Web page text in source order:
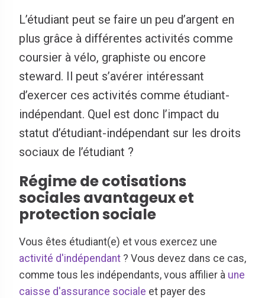
L’étudiant peut se faire un peu d’argent en
plus grâce à différentes activités comme
coursier à vélo, graphiste ou encore
steward. Il peut s’avérer intéressant
d’exercer ces activités comme étudiant-
indépendant. Quel est donc l’impact du
statut d’étudiant-indépendant sur les droits
sociaux de l’étudiant ?
Régime de cotisations
sociales avantageux et
protection sociale
Vous êtes étudiant(e) et vous exercez une
activité d'indépendant ? Vous devez dans ce cas,
comme tous les indépendants, vous affilier à une
caisse d'assurance sociale et payer des